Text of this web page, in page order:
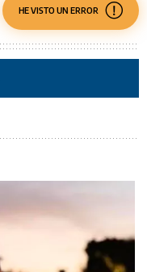
HE VISTO UN ERROR